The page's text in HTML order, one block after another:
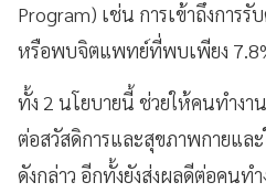
Program) เช่น การเข้าถึงการ
หรือพบจิตแพทย์ที่พบเพียง
ทั้ง 2 นโยบายนี้ ช่วยให้คนทำงา
ต่อสวัสดิการและสุขภาพกายและ
ดังกล่าว อีกทั้งยังส่งผลดีต่อคน